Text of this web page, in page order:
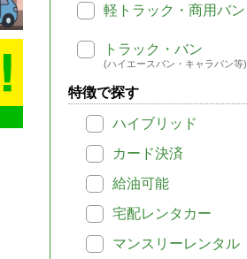
軽トラック・商用バン
トラック・バン
(ハイエースバン・キャラバン等)
特徴で探す
ハイブリッド
カード決済
給油可能
宅配レンタカー
マンスリーレンタル